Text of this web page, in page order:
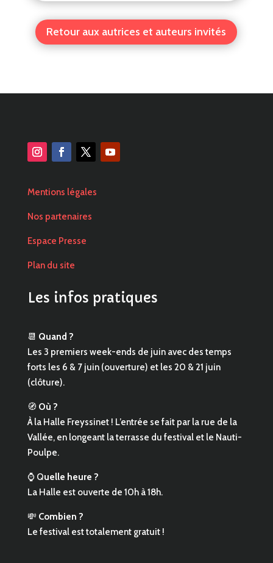
Retour aux autrices et auteurs invités
Mentions légales
Nos partenaires
Espace Presse
Plan du site
Les infos pratiques
📆 Quand ?
Les 3 premiers week-ends de juin avec des temps
forts les 6 & 7 juin (ouverture) et les 20 & 21 juin
(clôture).
🧭 Où ?
À la Halle Freyssinet ! L’entrée se fait par la rue de la
Vallée, en longeant la terrasse du festival et le Nauti-
Poulpe.
⌚ Quelle heure ?
La Halle est ouverte de 10h à 18h.
💸 Combien ?
Le festival est totalement gratuit !